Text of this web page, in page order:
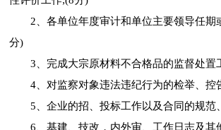
2、各单位年度审计和单位主要领导任期
分)
3、完成大宗原材料不合格品的监督处置
4、对监察对象违法违纪行为的检举、控
5、企业的招、投标工作以及合同的规范
6、基建、技改，内外审、工作日志及其